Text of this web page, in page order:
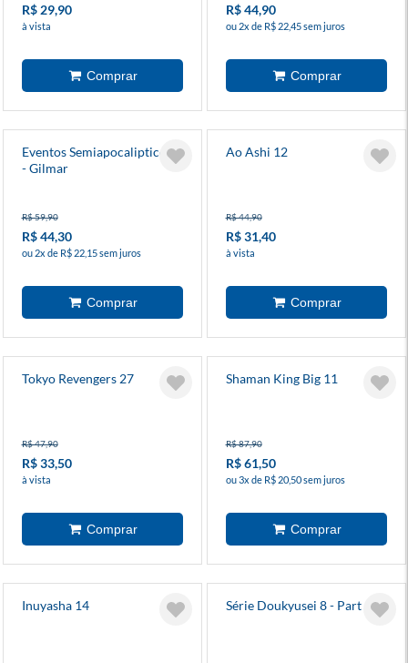
R$ 29,90
à vista
R$ 44,90
ou 2x de R$ 22,45 sem juros
Eventos Semiapocalipticos 2
- Gilmar
R$ 59,90
R$ 44,30
ou 2x de R$ 22,15 sem juros
Ao Ashi 12
R$ 44,90
R$ 31,40
à vista
Tokyo Revengers 27
R$ 47,90
R$ 33,50
à vista
Shaman King Big 11
R$ 87,90
R$ 61,50
ou 3x de R$ 20,50 sem juros
Inuyasha 14 Série Doukyusei 8 - Part 2